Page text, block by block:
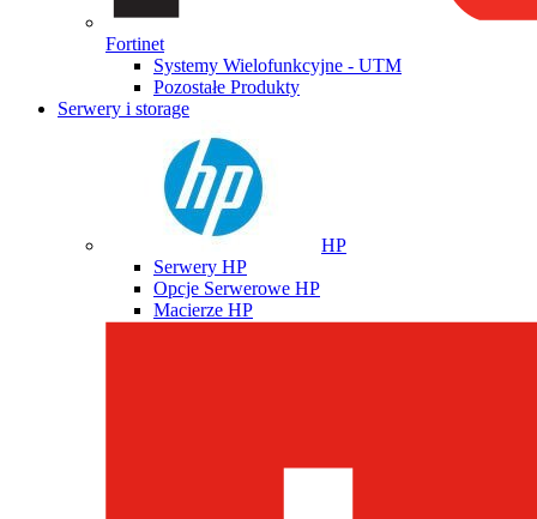
Fortinet
Systemy Wielofunkcyjne - UTM
Pozostałe Produkty
Serwery i storage
HP
Serwery HP
Opcje Serwerowe HP
Macierze HP